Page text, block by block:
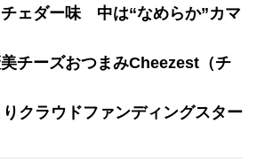
ェダー味 中は“なめらか”カマ
チーズおつまみCheezest（チ
クラウドファンディングスター